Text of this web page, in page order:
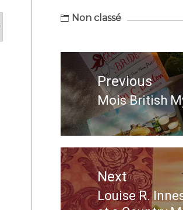
Non classé
Navigation
de
l’article
Previous
Previous
post:
Mois British
Next
Next
Louise R.